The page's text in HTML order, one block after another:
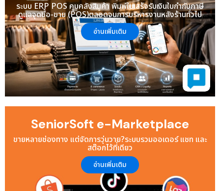
ระบบ ERP POS คุมคลังสินค้า พิมพ์ใบเสร็จรับเงินใบกำกับภาษี
ดูแลจุดซื้อ-ขาย (POS)ตลอดจนการบริหารงานหลังร้านทั่วไป
รองรับธุรกิจได้หลายประเภท
อ่านเพิ่มเติม
SeniorSoft e-Marketplace
ขายหลายช่องทาง แต่จัดการวุ่นวาย?ระบบรวมออเดอร์ แชท และ
สต๊อกไว้ที่เดียว
อ่านเพิ่มเติม